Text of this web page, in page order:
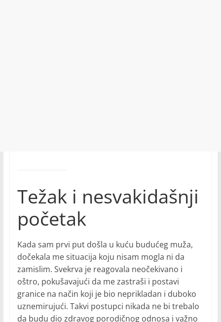
Težak i nesvakidašnji
početak
Kada sam prvi put došla u kuću budućeg muža,
dočekala me situacija koju nisam mogla ni da
zamislim. Svekrva je reagovala neočekivano i
oštro, pokušavajući da me zastraši i postavi
granice na način koji je bio neprikladan i duboko
uznemirujući. Takvi postupci nikada ne bi trebalo
da budu dio zdravog porodičnog odnosa i važno